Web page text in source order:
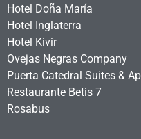
Hotel Doña María
Hotel Inglaterra
Hotel Kivir
Ovejas Negras Company
Puerta Catedral Suites &
Restaurante Betis 7
Rosabus